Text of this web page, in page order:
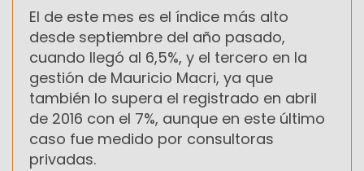
El de este mes es el índice más alto
desde septiembre del año pasado,
cuando llegó al 6,5%, y el tercero en la
gestión de Mauricio Macri, ya que
también lo supera el registrado en abril
de 2016 con el 7%, aunque en este último
caso fue medido por consultoras
privadas.